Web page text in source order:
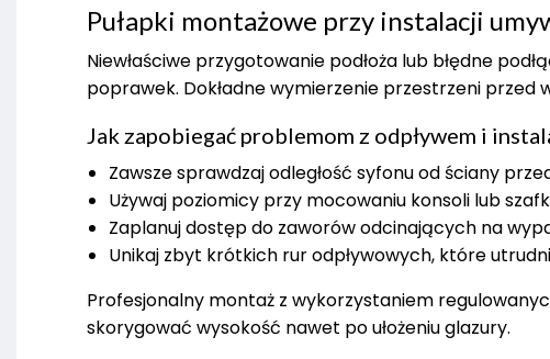
Pułapki montażowe przy instalacji
Niewłaściwe przygotowanie podłoża lub błędne
poprawek. Dokładne wymierzenie przestrzeni
Jak zapobiegać problemom z odpływem i
Zawsze sprawdzaj odległość syfonu od ściany
Używaj poziomicy przy mocowaniu konsoli lub
Zaplanuj dostęp do zaworów odcinających na
Unikaj zbyt krótkich rur odpływowych, które
Profesjonalny montaż z wykorzystaniem
skorygować wysokość nawet po ułożeniu glazury.